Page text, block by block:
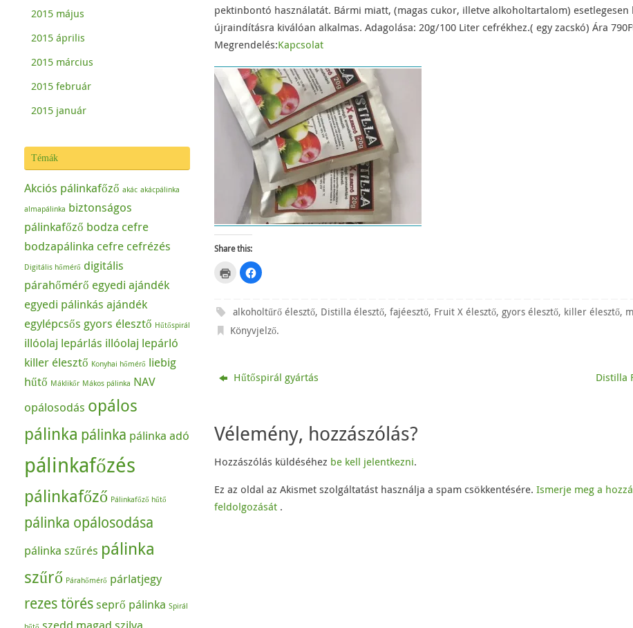
pektinbontó használatát. Bármi miatt, (magas cukor, illetve alkoholtartalom) esetlegesen
újraindításra kiválóan alkalmas. Adagolása: 20g/100 Liter cefrékhez.( egy zacskó) Ára
Megrendelés:Kapcsolat
Share this:
t
p
r
O
n
n
e
w
i
d
o
w
)
C
l
t
s
h
n
o
o
k
O
p
n
s
i
n
alkoholtűrő élesztő, Distilla élesztő,fajéesztő, Fruit X élesztő, gyors élesztő, killer élesztő,
Könyvjelző.
Hűtőspirál gyártás Distilla
Vélemény, hozzászólás?
Hozzászólás küldéséhez be kell jelentkezni.
Ez az oldal az Akismet szolgáltatást használja a spam csökkentésére. Ismerje meg a
feldolgozását .
2015 május
2015 április
2015 március
2015 február
2015 január
Témák
Akciós pálinkafőző akác akácpálinka
almapálinka biztonságos
pálinkafőző bodza cefre
bodzapálinka cefre cefrézés
Digitális hőmérő digitális
párahőmérő egyedi ajándék
egyedi pálinkás ajándék
egylépcsős gyors élesztő Hűtőspirál
illóolaj lepárlás illóolaj lepárló
killer élesztő Konyhai hőmérő liebig
hűtő Máklikőr Mákos pálinka NAV
opálosodás opálos
pálinka pálinka pálinka adó
pálinkafőzés
pálinkafőző Pálinkafőző hűtő
pálinka opálosodása
pálinka szűrés pálinka
szűrő Párahőmérő párlatjegy
rezes törésseprő pálinka Spirál